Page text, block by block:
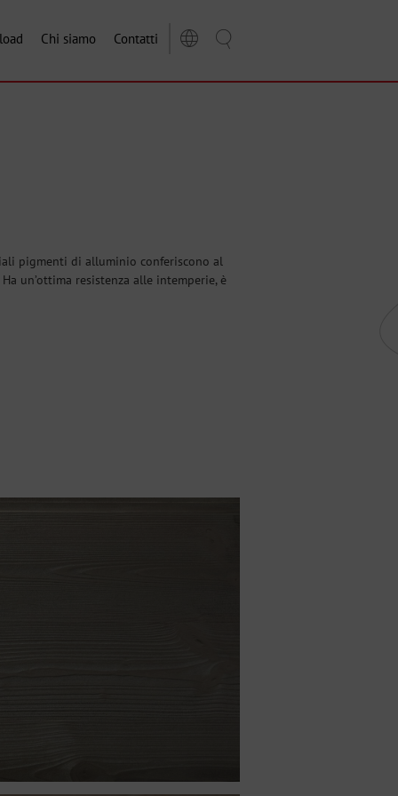
Chi siamo Contatti
pigmenti di alluminio conferiscono al
un’ottima resistenza alle intemperie, è